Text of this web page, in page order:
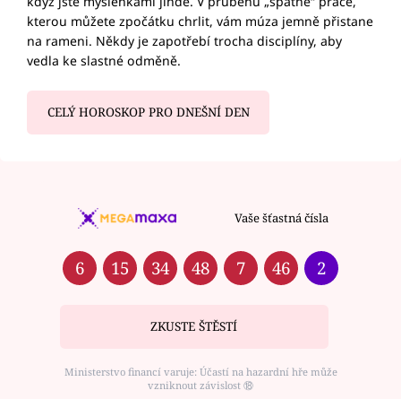
kterou můžete zpočátku chrlit, vám múza jemně přistane
na rameni. Někdy je zapotřebí trocha disciplíny, aby
vedla ke slastné odměně.
CELÝ HOROSKOP PRO DNEŠNÍ DEN
Vaše šťastná čísla
6 15 34 48 7 46 2
ZKUSTE ŠTĚSTÍ
Ministerstvo financí varuje: Účastí na hazardní hře může
vzniknout závislost ⑱